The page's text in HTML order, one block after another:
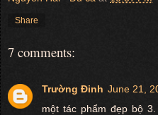
Share
7 comments:
Trường Đinh June 21,
một tác phẩm đẹp bộ